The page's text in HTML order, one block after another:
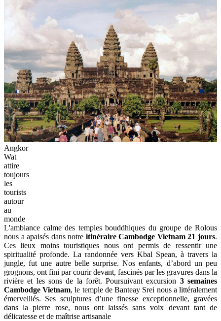
Angkor
Wat
attire
toujours
les
tourists
autour
au
monde
L'ambiance calme des temples bouddhiques du groupe de Rolous
nous a apaisés dans notre itinéraire Cambodge Vietnam 21 jours.
Ces lieux moins touristiques nous ont permis de ressentir une
spiritualité profonde. La randonnée vers Kbal Spean, à travers la
jungle, fut une autre belle surprise. Nos enfants, d’abord un peu
grognons, ont fini par courir devant, fascinés par les gravures dans la
rivière et les sons de la forêt. Poursuivant excursion 3 semaines
Cambodge Vietnam, le temple de Banteay Srei nous a littéralement
émerveillés. Ses sculptures d’une finesse exceptionnelle, gravées
dans la pierre rose, nous ont laissés sans voix devant tant de
délicatesse et de maîtrise artisanale